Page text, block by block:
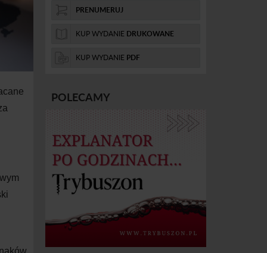
PRENUMERUJ
KUP WYDANIE DRUKOWANE
KUP WYDANIE PDF
POLECAMY